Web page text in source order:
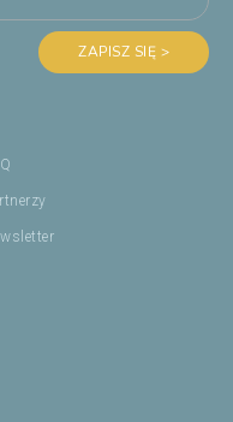
ZAPISZ SIĘ >